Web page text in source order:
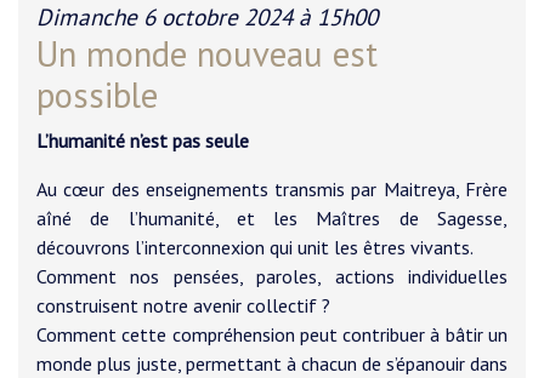
Dimanche 6 octobre 2024 à 15h00
Un monde nouveau est
possible
L’humanité n’est pas seule
Au cœur des enseignements transmis par Maitreya, Frère
aîné de l’humanité, et les Maîtres de Sagesse,
découvrons l’interconnexion qui unit les êtres vivants.
Comment nos pensées, paroles, actions individuelles
construisent notre avenir collectif ?
Comment cette compréhension peut contribuer à bâtir un
monde plus juste, permettant à chacun de s’épanouir dans